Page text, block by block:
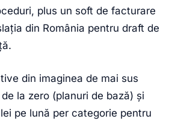
plus un soft de facturare
din România pentru draft de
din imaginea de mai sus
la zero (planuri de bază) și
pe lună per categorie pentru